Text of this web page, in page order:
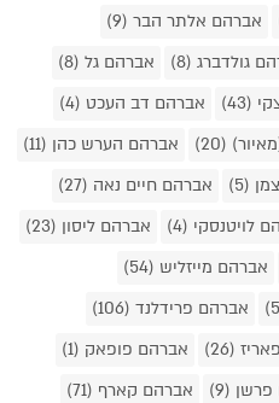
אברהם אלתר הבר (9)
גולדברג (8)
אברהם גל (8)
(43)
אברהם דב העכט (4)
(20)
אברהם הערש כהן (11)
(5)
אברהם חיים נאה (27)
לויטנסקי (4)
אברהם ליסון (23)
אברהם מייזליש (54)
אברהם פרידלנד (106)
(26)
אברהם פופאק (1)
(9)
אברהם קארף (71)